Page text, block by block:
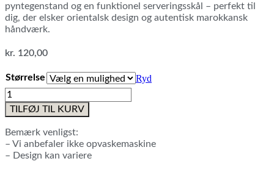
pyntegenstand og en funktionel serveringsskål – perfekt til
dig, der elsker orientalsk design og autentisk marokkansk
håndværk.
kr. 120,00
Størrelse
Ryd
Marokkansk
tagine,
No4
TILFØJ TIL KURV
Bemærk venligst:
– Vi anbefaler ikke opvaskemaskine
– Design kan variere